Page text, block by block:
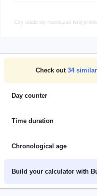
Czy udało się rozwiązać twój
Check out 34similar
Day counter
Time duration
Chronological age
Build your calculator with